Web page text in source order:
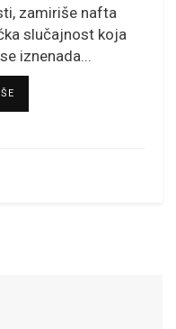
zamiriše nafta
slučajnost koja
iznenada...
DETAILS